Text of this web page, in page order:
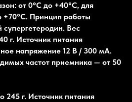
от 0°C до +40°C, для
+70°C. Принцип работы
Вес
г. Источник питания
напряжение 12 В / 300 мА.
частот приемника — от 50
245 г. Источник питания